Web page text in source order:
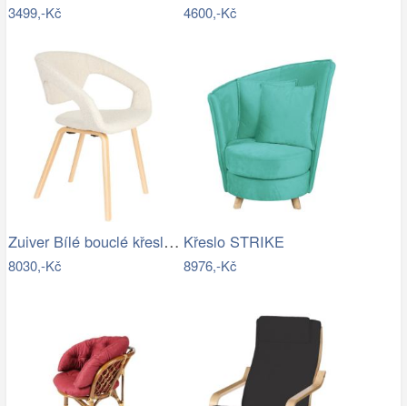
3499,-Kč 4600,-Kč
Zuiver Bílé bouclé křeslo FLEXBACK
8030,-Kč
Křeslo STRIKE
8976,-Kč